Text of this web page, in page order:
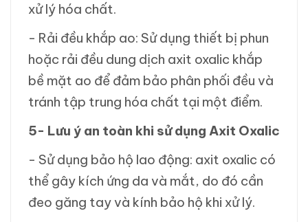
xử lý hóa chất.
- Rải đều khắp ao: Sử dụng thiết bị phun
hoặc rải đều dung dịch axit oxalic khắp
bề mặt ao để đảm bảo phân phối đều và
tránh tập trung hóa chất tại một điểm.
5- Lưu ý an toàn khi sử dụng Axit Oxalic
- Sử dụng bảo hộ lao động: axit oxalic có
thể gây kích ứng da và mắt, do đó cần
đeo găng tay và kính bảo hộ khi xử lý.